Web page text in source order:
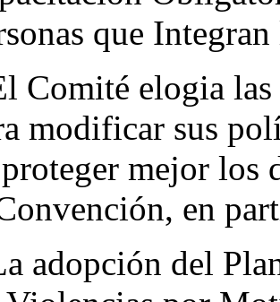
que
Comité elogia
modificar sus
mejor los
en
adopción del